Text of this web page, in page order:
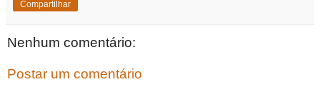
Compartilhar
Nenhum comentário:
Postar um comentário